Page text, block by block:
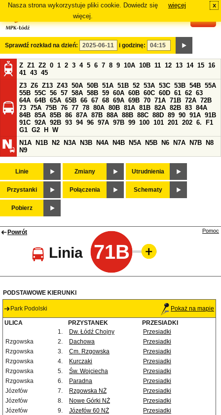
Nasza strona wykorzystuje pliki cookie. Dowiedz się
więcej.
więcej x
Sprawdź rozkład na dzień: i godzinę:
Z Z1 Z2 0 1 2 3 4 5 6 7 8 9 10A 10B 11 12 13 14 15 16
41 43 45
Z3 Z6 Z13 Z43 50A 50B 51A 51B 52 53A 53C 53B 54B 55A
55B 55C 56 57 58A 58B 59 60A 60B 60C 60D 61 62 63
64A 64B 65A 65B 66 67 68 69A 69B 70 71A 71B 72A 72B
73 75A 75B 76 77 78 80A 80B 81A 81B 82A 82B 83 84A
84B 85A 85B 86 87A 87B 88A 88B 88C 88D 89 90 91A 91B
91C 92A 92B 93 94 96 97A 97B 99 100 101 201 202 6.
F1
G1 G2 H
W
N1A
N1B N2 N3A N3B N4A N4B N5A N5B N6 N7A N7B
N8
N9
Linie Zmiany Utrudnienia
Przystanki Połączenia Schematy
Pobierz
Powrót
Linia 71B
Pomoc
PODSTAWOWE KIERUNKI
Park Podolski Pokaż na mapie
ULICA PRZYSTANEK
PRZESIADKI
1.
Dw. Łódź Chojny
Przesiadki
Rzgowska
2. Dachowa
Przesiadki
Rzgowska
3. Cm. Rzgowska
Przesiadki
Rzgowska
4. Kurczaki
Przesiadki
Rzgowska
5. Św. Wojciecha
Przesiadki
Rzgowska
6. Paradna
Przesiadki
Józefów
7. Rzgowska NŻ
Przesiadki
Józefów
8. Nowe Górki NŻ
Przesiadki
Józefów
9. Józefów 60 NŻ
Przesiadki